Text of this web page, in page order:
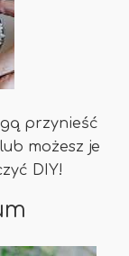
przynieść
możesz je
DIY!